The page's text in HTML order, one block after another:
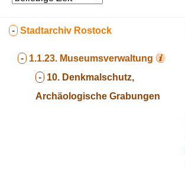
- Stadtarchiv Rostock
- 1.1.23. Museumsverwaltung
- 10. Denkmalschutz,
Archäologische Grabungen